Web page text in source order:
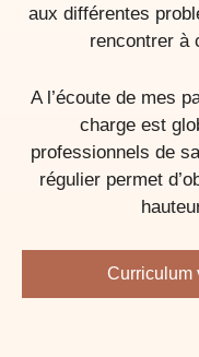
aux différentes
rencontrer à
A l’écoute de mes
charge est
professionnels de
régulier permet
Curriculum